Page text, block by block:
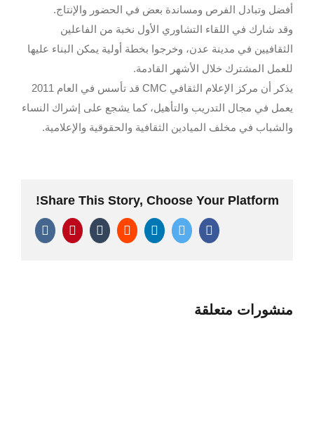
أفضل وتبادل الفرص ومساندة بعض في الحضور والإنتاج.
وقد شارك في اللقاء التشاوري الأول نخبة من الفاعلين
الثقافيين في مدينة عدن، وخرجوا بخطة أولية يمكن البناء عليها
للعمل المشترك خلال الأشهر القادمة.
يذكر أن مركز الإعلام الثقافي CMC قد تأسس في العام 2011
يعمل في مجال التدريب والتأهيل، كما يشجع على إشراك النساء
والشباب في مخلف الميادين الثقافية والحقوقية والإعلامية.
Share This Story, Choose Your Platform!
Facebook
Twitter
LinkedIn
Reddit
Tumblr
Pinterest
Vk
منشورات متعلقة